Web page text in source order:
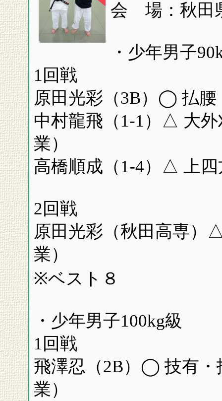
会 場：秋田
・少年男子
1回戦
原田光彩（3B）◯ 払
中村龍飛（1-1）△ 大
業）
高橋順成（1-4）△ 上
2回戦
原田光彩（秋田高専
業）
※ベスト８
・少年男子100kg級
1回戦
飛澤忍（2B）◯ 技有
業）